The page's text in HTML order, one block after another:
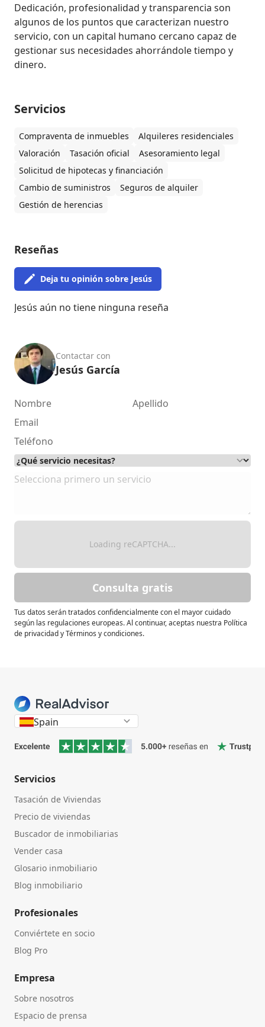
Dedicación, profesionalidad y transparencia son
algunos de los puntos que caracterizan nuestro
servicio, con un capital humano cercano capaz de
gestionar sus necesidades ahorrándole tiempo y
dinero.
Servicios
Compraventa de inmuebles
Alquileres residenciales
Valoración
Tasación oficial
Asesoramiento legal
Solicitud de hipotecas y financiación
Cambio de suministros
Seguros de alquiler
Gestión de herencias
Reseñas
Deja tu opinión sobre Jesús
Jesús aún no tiene ninguna reseña
Contactar con
Jesús García
Loading reCAPTCHA...
Consulta gratis
Tus datos serán tratados confidencialmente con el mayor cuidado
según las regulaciones europeas. Al continuar, aceptas nuestra Política
de privacidad y Términos y condiciones.
Spain
Servicios
Tasación de Viviendas
Precio de viviendas
Buscador de inmobiliarias
Vender casa
Glosario inmobiliario
Blog inmobiliario
Profesionales
Conviértete en socio
Blog Pro
Empresa
Sobre nosotros
Espacio de prensa